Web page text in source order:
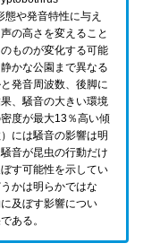
や発音特性に与え
の高さを変えること
ものが変化する可能
かな公園まで異なる
発音周波数、後脚に
、騒音の大きい環境
度が最大13％高い傾
には騒音の影響は明
音が昆虫の行動だけ
す可能性を示してい
かは明らかではな
及ぼす影響につい
ある。